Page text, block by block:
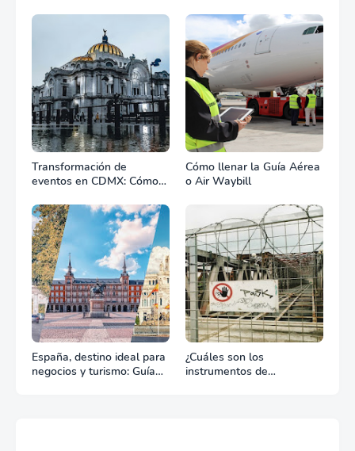
Transformación de
eventos en CDMX: Cómo
equipos define el éxito de
tu celebración
Cómo llenar la Guía Aérea
o Air Waybill
España, destino ideal para
negocios y turismo: Guía
¿Cuáles son los
instrumentos de